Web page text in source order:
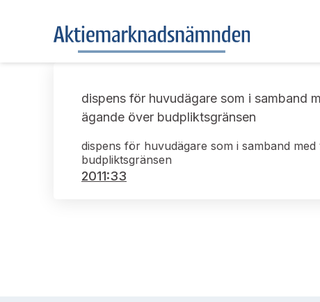
dispens för huvudägare som i samband
ägande över budpliktsgränsen
dispens för huvudägare som i samband
budpliktsgränsen
2011:33